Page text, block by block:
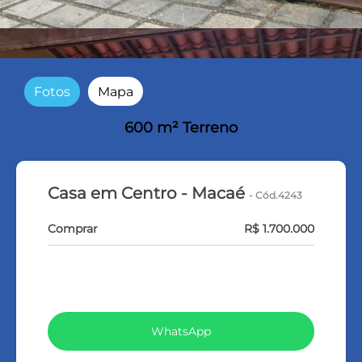
Fotos Mapa
600 m² Terreno
Casa em Centro - Macaé- Cód.4243
Comprar R$ 1.700.000
WhatsApp